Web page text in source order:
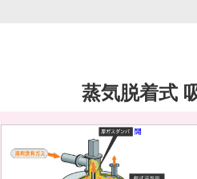
蒸気脱着式